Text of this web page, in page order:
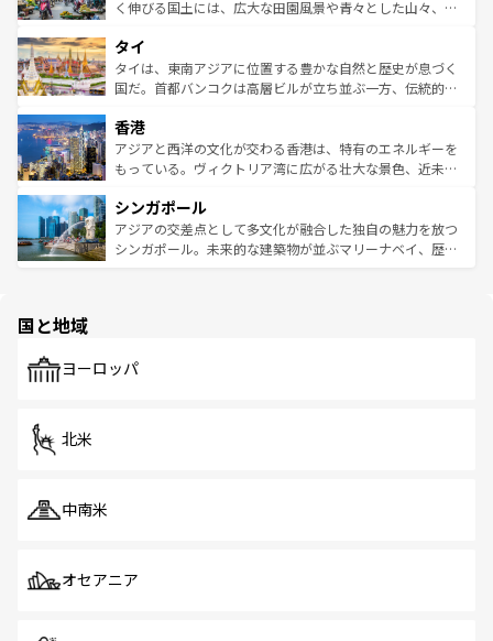
照してほしい。
まで、さまざまな韓国料理が待っている。夜には、韓国な
リティに包まれながら、韓国の多彩な魅力を心ゆくまで味
わってみてほしい。 なお、新着の韓国情報はコンテンツ一
覧を参照してほしい。
く伸びる国土には、広大な田園風景や青々とした山々、世
急速な発展と共に伝統が息づく。ハノイの古い町並みやホ
ーチミン市のフランス統治時代の建物も、独特の雰囲気を
醸し出している。また、バラエティの豊かさとおいしさで
とつ。フォーやバインミー、ベトナムコーヒーなどは、ぜ
ひ現地で味わいたい。どの地域を訪れてもあたたかい人々
が旅行者を迎えてくれるので、きっと忘れられない旅にな
参照してほしい。
タイ
タイは、東南アジアに位置する豊かな自然と歴史が息づく
国だ。首都バンコクは高層ビルが立ち並ぶ一方、伝統的な
の活気が交差している。北部ではチェンマイなどの山岳地
帯で自然と触れ合い、南部ではプーケットやクラビの美し
いビーチでリゾート気分を楽しむことができる。タイ料理
激する。気候は一年中温暖で、どの季節にも異なる楽しみ
が待っている。親しみやすいタイの人々、仏教を中心とし
た文化、そして多様な観光資源が、訪れる旅人を魅了し続
香港
アジアと西洋の文化が交わる香港は、特有のエネルギーを
もっている。ヴィクトリア湾に広がる壮大な景色、近未来
み、どこを訪れても感動するはず。観光スポットが密集し
ており、効率よく見どころを回れるのも魅力。息をのむよ
うな絶景から文化的な体験まで、香港を存分に楽しみ尽く
シンガポール
アジアの交差点として多文化が融合した独自の魅力を放つ
シンガポール。未来的な建築物が並ぶマリーナベイ、歴史
で、ホーカーズは地元の風情を楽しめる外せないスポット
国と地域
ヨーロッパ
北米
中南米
オセアニア